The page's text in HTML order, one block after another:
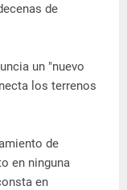
de
un "nuevo
los terrenos
de
en ninguna
en